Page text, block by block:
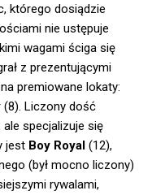
którego dosiądzie
nie ustępuje
wagami ściga się
z prezentującymi
premiowane lokaty:
(8). Liczony dość
specjalizuje się
jest Boy Royal (12),
(był mocno liczony)
rywalami,